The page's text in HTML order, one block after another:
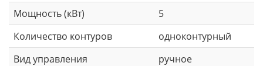
Мощность (кВт)
5
Количество контуров
одноконтурный
Вид управления
ручное